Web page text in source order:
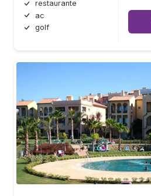
restaurante
ac
golf